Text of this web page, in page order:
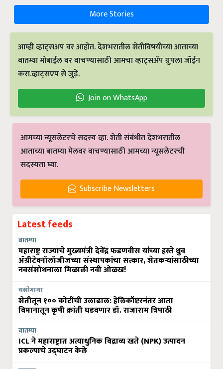
More Stories
आम्ही व्हाट्सअप वर आहोत. देशभरातील शेतीविषयीच्या आताच्या
बातम्या मोबाईल वर वाचण्यासाठी आमचा व्हाट्सअँप ग्रुपला जॉईन
करा.व्हाट्सएप से जुड़ें.
Join on WhatsApp
आमच्या न्यूसलेटरचे सदस्य व्हा. शेती संबंधीत देशभरातील
आताच्या बातम्या मेलवर वाचण्यासाठी आमच्या न्यूसलेटरची
सदस्यता घ्या.
Subscribe Newsletters
Latest feeds
बातम्या
महाराष्ट्र राज्याचे मुख्यमंत्री देवेंद्र फडणवीस यांच्या हस्ते ध्रुव
ॲग्रीटेक्नॉलॉजीजच्या संस्थापकांचा सत्कार, शेतकऱ्यांसाठीच्या
नवसंशोधनाला मिळाली नवी ओळख!
यशोगाथा
शेतीतून १०० कोटींची उलाढाल: हेलिकॉप्टरनंतर आता
विमानातून कृषी क्रांती घडवणार डॉ. राजाराम त्रिपाठी
बातम्या
ICL ने महाराष्ट्रात अत्याधुनिक विद्राव्य खते (NPK) उत्पादन
प्रकल्पाचे उद्घाटन केले